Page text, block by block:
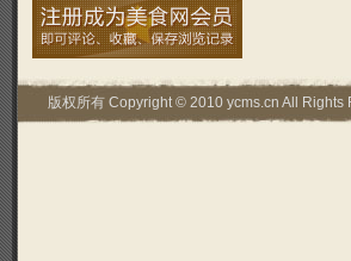
版权所有 Copyright © 2010 ycms.cn All Rights